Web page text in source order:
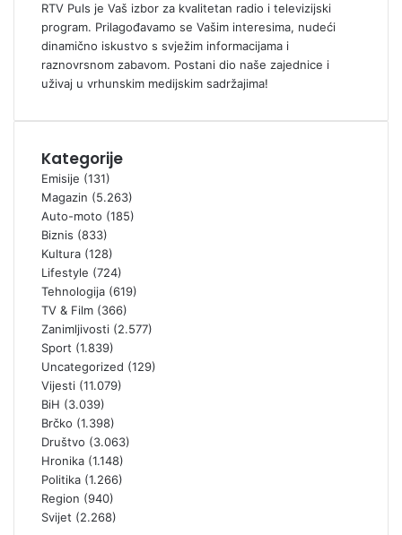
RTV Puls je Vaš izbor za kvalitetan radio i televizijski
program. Prilagođavamo se Vašim interesima, nudeći
dinamično iskustvo s svježim informacijama i
raznovrsnom zabavom. Postani dio naše zajednice i
uživaj u vrhunskim medijskim sadržajima!
Kategorije
Emisije (131)
Magazin (5.263)
Auto-moto (185)
Biznis (833)
Kultura (128)
Lifestyle (724)
Tehnologija (619)
TV & Film (366)
Zanimljivosti (2.577)
Sport (1.839)
Uncategorized (129)
Vijesti (11.079)
BiH (3.039)
Brčko (1.398)
Društvo (3.063)
Hronika (1.148)
Politika (1.266)
Region (940)
Svijet (2.268)